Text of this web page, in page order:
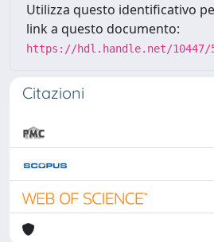
Utilizza questo identificativo
link a questo documento:
https://hdl.handle.net/10447/
Citazioni